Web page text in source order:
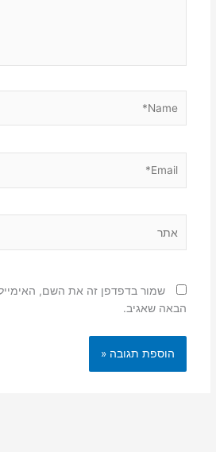
שמור בדפדפן זה את השם,
הבאה שאגיב.